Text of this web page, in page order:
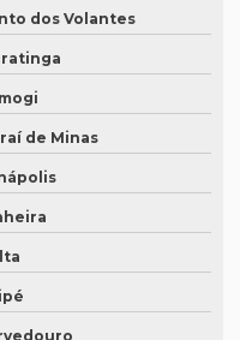
dos Volantes
de Minas